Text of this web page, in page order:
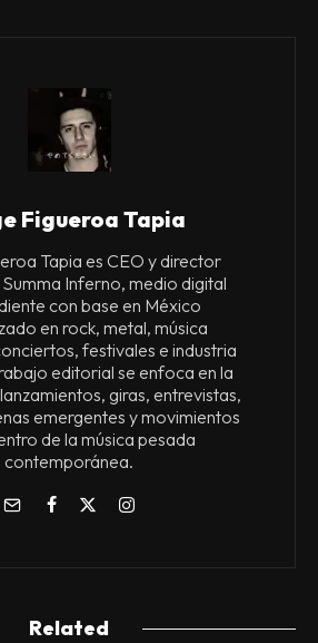
Figueroa Tapia
Tapia es CEO y director
Inferno, medio digital
con base en México
en rock, metal, música
festivales e industria
editorial se enfoca en la
giras, entrevistas,
emergentes y movimientos
de la música pesada
contemporánea.
Related